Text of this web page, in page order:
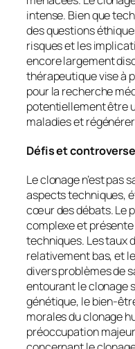
intense. Bien que
des questions
risques et les
encore largement
thérapeutique vise à
pour la recherche
potentiellement être
maladies et
Défis et
Le clonage n’est pas
aspects techniques,
cœur des débats. Le
complexe et
techniques. Les taux
relativement bas, et
divers problèmes de
entourant le clonage
génétique, le bien-
morales du clonage
préoccupation